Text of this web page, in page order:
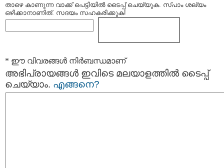
താഴെ കാണുന്ന വാക്ക് പെട്ടിയില്‍ ടൈപ്പ്‌ ചെയ്യുക. സ്പാം ശല്യം
ഒഴിക്കാനാണിത്. സദയം സഹകരിക്കുക!
* ഈ വിവരങ്ങള്‍ നിര്‍ബന്ധമാണ്
അഭിപ്രായങ്ങള്‍ ഇവിടെ മലയാളത്തില്‍ ടൈപ്പ്
ചെയ്യാം. എങ്ങനെ?